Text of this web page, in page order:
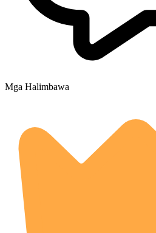
Mga Halimbawa